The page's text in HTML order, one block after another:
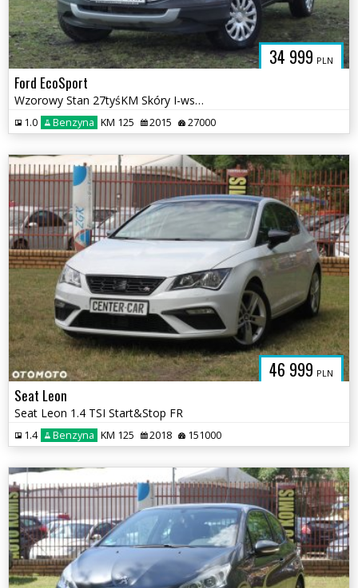
34 999 PLN
Ford EcoSport
Wzorowy Stan 27tyśKM Skóry I-wszy własciciel WARTO
1.0 Benzyna KM 125 2015 27000
46 999 PLN
Seat Leon
Seat Leon 1.4 TSI Start&Stop FR
1.4 Benzyna KM 125 2018 151000